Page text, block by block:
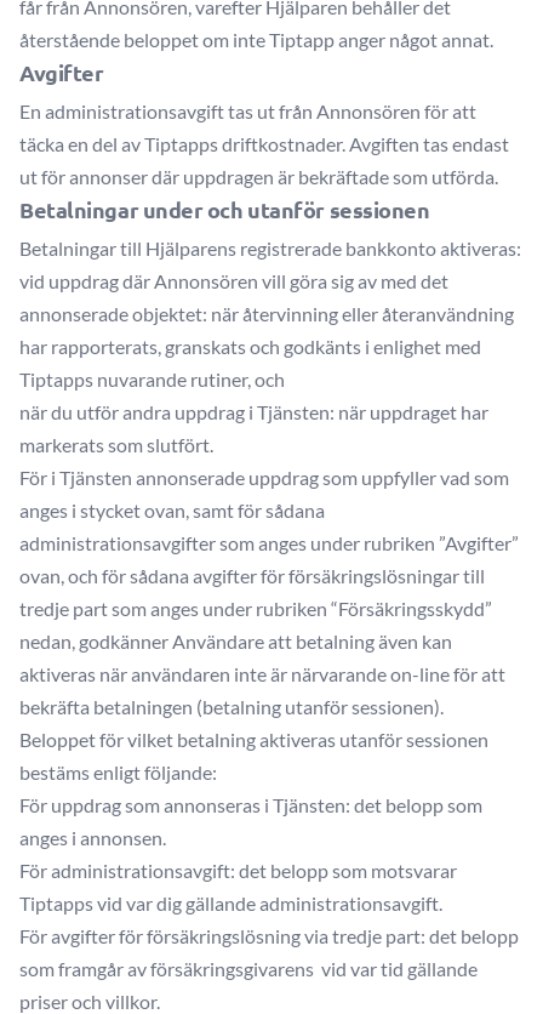
får från Annonsören, varefter Hjälparen behåller det
återstående beloppet om inte Tiptapp anger något annat.
Avgifter
En administrationsavgift tas ut från Annonsören för att
täcka en del av Tiptapps driftkostnader. Avgiften tas endast
ut för annonser där uppdragen är bekräftade som utförda.
Betalningar under och utanför sessionen
Betalningar till Hjälparens registrerade bankkonto aktiveras:
vid uppdrag där Annonsören vill göra sig av med det
annonserade objektet: när återvinning eller återanvändning
har rapporterats, granskats och godkänts i enlighet med
Tiptapps nuvarande rutiner, och
när du utför andra uppdrag i Tjänsten: när uppdraget har
markerats som slutfört.
För i Tjänsten annonserade uppdrag som uppfyller vad som
anges i stycket ovan, samt för sådana
administrationsavgifter som anges under rubriken ”Avgifter”
ovan, och för sådana avgifter för försäkringslösningar till
tredje part som anges under rubriken “Försäkringsskydd”
nedan, godkänner Användare att betalning även kan
aktiveras när användaren inte är närvarande on-line för att
bekräfta betalningen (betalning utanför sessionen).
Beloppet för vilket betalning aktiveras utanför sessionen
bestäms enligt följande:
För uppdrag som annonseras i Tjänsten: det belopp som
anges i annonsen.
För administrationsavgift: det belopp som motsvarar
Tiptapps vid var dig gällande administrationsavgift.
För avgifter för försäkringslösning via tredje part: det belopp
som framgår av försäkringsgivarens vid var tid gällande
priser och villkor.